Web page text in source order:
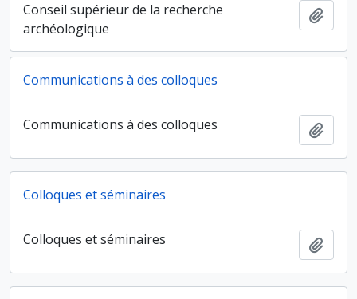
Conseil supérieur de la recherche
archéologique
Communications à des colloques
Communications à des colloques
Colloques et séminaires
Colloques et séminaires